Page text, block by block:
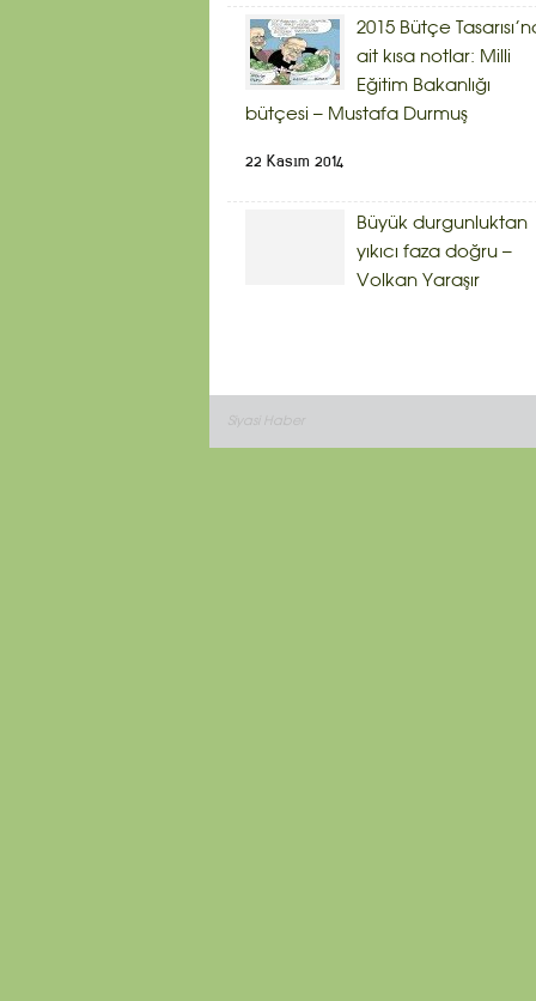
2015 Bütçe
ait kısa notlar: Milli
Eğitim Bakanlığı
bütçesi – Mustafa Durmuş
22 Kasım 2014
Büyük durgunluktan
yıkıcı faza doğru –
Volkan Yaraşır
Siyasi Haber